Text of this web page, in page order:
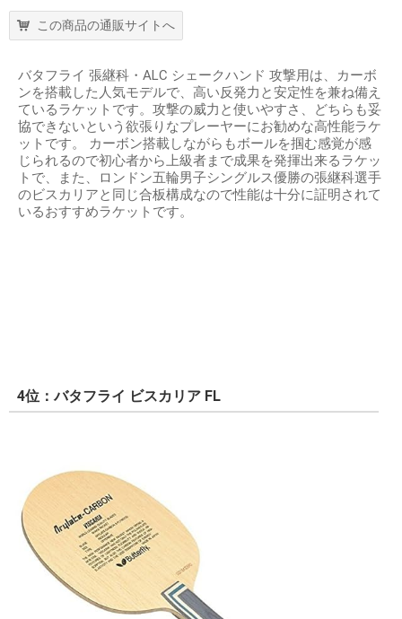
この商品の通販サイトへ
バタフライ 張継科・ALC シェークハンド 攻撃用は、カーボ
ンを搭載した人気モデルで、高い反発力と安定性を兼ね備え
ているラケットです。攻撃の威力と使いやすさ、どちらも妥
協できないという欲張りなプレーヤーにお勧めな高性能ラケ
ットです。 カーボン搭載しながらもボールを掴む感覚が感
じられるので初心者から上級者まで成果を発揮出来るラケッ
トで、また、ロンドン五輪男子シングルス優勝の張継科選手
のビスカリアと同じ合板構成なので性能は十分に証明されて
いるおすすめラケットです。
4位：バタフライ ビスカリア FL